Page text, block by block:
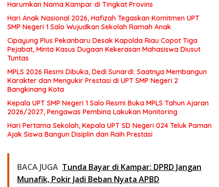
Harumkan Nama Kampar di Tingkat Provins
Hari Anak Nasional 2026, Hafizah Tegaskan Komitmen UPT
SMP Negeri 1 Salo Wujudkan Sekolah Ramah Anak
Cipayung Plus Pekanbaru Desak Kapolda Riau Copot Tiga
Pejabat, Minta Kasus Dugaan Kekerasan Mahasiswa Diusut
Tuntas
MPLS 2026 Resmi Dibuka, Dedi Sunardi: Saatnya Membangun
Karakter dan Mengukir Prestasi di UPT SMP Negeri 2
Bangkinang Kota
Kepala UPT SMP Negeri 1 Salo Resmi Buka MPLS Tahun Ajaran
2026/2027, Pengawas Pembina Lakukan Monitoring
Hari Pertama Sekolah, Kepala UPT SD Negeri 024 Teluk Paman
Ajak Siswa Bangun Disiplin dan Raih Prestasi
BACA JUGA Tunda Bayar di Kampar: DPRD Jangan
Munafik, Pokir Jadi Beban Nyata APBD